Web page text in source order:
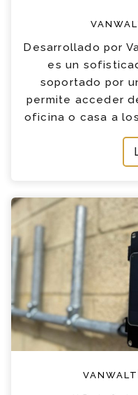
Desarrollado por
es un
soportado por
permite acceder
oficina o casa a